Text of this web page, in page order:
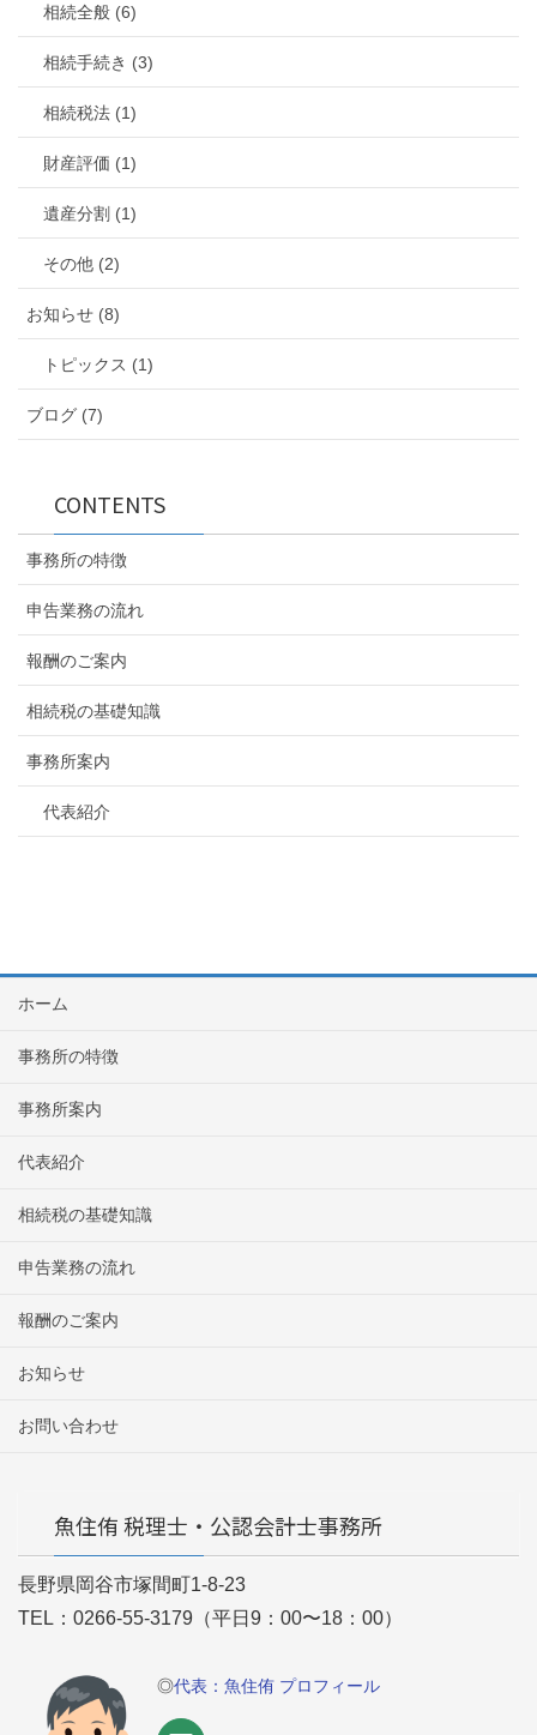
相続全般 (6)
相続手続き (3)
相続税法 (1)
財産評価 (1)
遺産分割 (1)
その他 (2)
お知らせ (8)
トピックス (1)
ブログ (7)
CONTENTS
事務所の特徴
申告業務の流れ
報酬のご案内
相続税の基礎知識
事務所案内
代表紹介
ホーム
事務所の特徴
事務所案内
代表紹介
相続税の基礎知識
申告業務の流れ
報酬のご案内
お知らせ
お問い合わせ
魚住侑 税理士・公認会計士事務所
長野県岡谷市塚間町1-8-23
TEL：0266-55-3179（平日9：00〜18：00）
◎代表：魚住侑 プロフィール